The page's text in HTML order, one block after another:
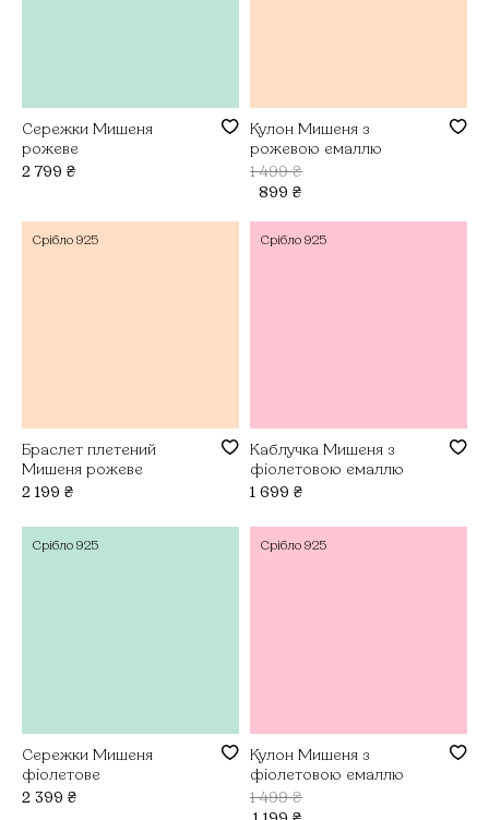
Сережки Мишеня
рожеве
2 799 ₴
Кулон Мишеня з
рожевою емаллю
1 499₴
899 ₴
Срібло 925
Браслет плетений
Мишеня рожеве
2 199 ₴
Срібло 925
Каблучка Мишеня з
фіолетовою емаллю
1 699 ₴
Срібло 925
Сережки Мишеня
фіолетове
2 399 ₴
Срібло 925
Кулон Мишеня з
фіолетовою емаллю
1 499₴